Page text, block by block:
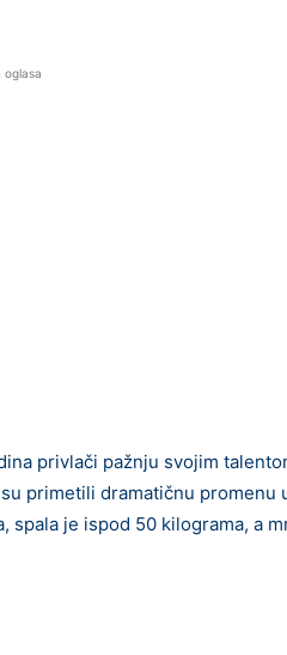
oglasa
privlači pažnju svojim
primetili dramatičnu promenu
spala je ispod 50 kilograma, a